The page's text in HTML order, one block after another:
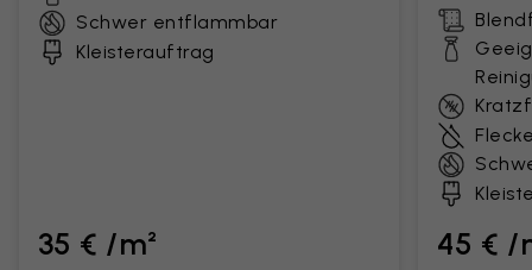
Schwer entflammbar
Kleisterauftrag
35 € /m² 45 € /